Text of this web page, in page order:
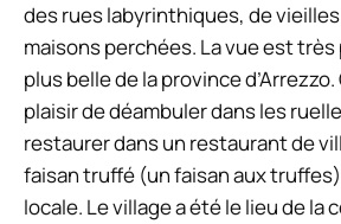
des rues labyrinthiques, de
maisons perchées. La vue est
plus belle de la province
plaisir de déambuler dans les
restaurer dans un restaurant de
faisan truffé (un faisan aux
locale. Le village a été le lieu de la